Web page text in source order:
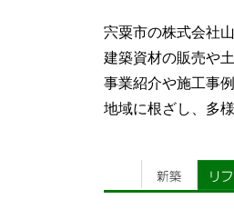
宍粟市の株式会社
建築資材の販売や
事業紹介や施工事
地域に根ざし、多